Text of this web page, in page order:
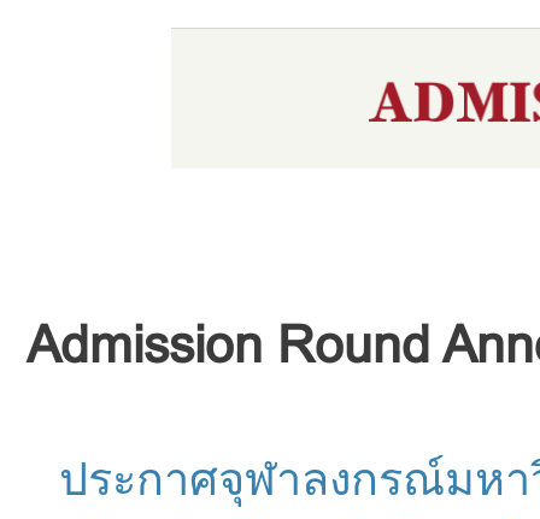
Admission Round
ประกาศจุฬาลงกรณ์มหา